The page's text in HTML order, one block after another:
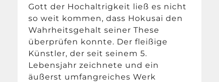
Gott der Hochaltrigkeit ließ es nicht
so weit kommen, dass Hokusai den
Wahrheitsgehalt seiner These
überprüfen konnte. Der fleißige
Künstler, der seit seinem 5.
Lebensjahr zeichnete und ein
äußerst umfangreiches Werk